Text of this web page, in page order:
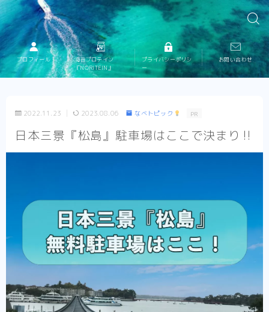
プロフィール
海苔プロテイン
『NORITEIN』
プライバシーポリシ
ー
お問い合わせ
2022.11.23 2023.08.06 なべトピック PR
日本三景『松島』駐車場はここで決まり‼︎